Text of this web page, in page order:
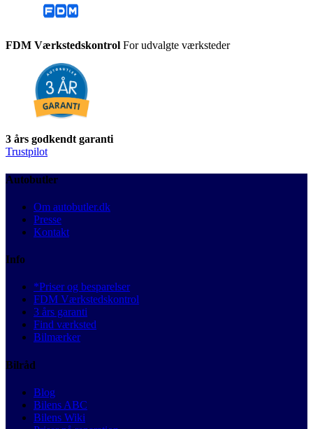
FDM Værkstedskontrol For udvalgte værksteder
3 års godkendt garanti
Trustpilot
Autobutler
Om autobutler.dk
Presse
Kontakt
Info
*Priser og besparelser
FDM Værkstedskontrol
3 års garanti
Find værksted
Bilmærker
Bilråd
Blog
Bilens ABC
Bilens Wiki